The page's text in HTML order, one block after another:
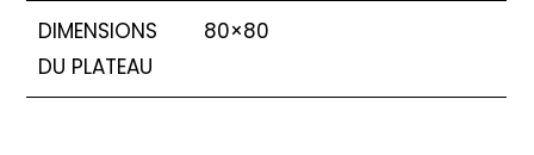
DIMENSIONS
DU PLATEAU
80×80